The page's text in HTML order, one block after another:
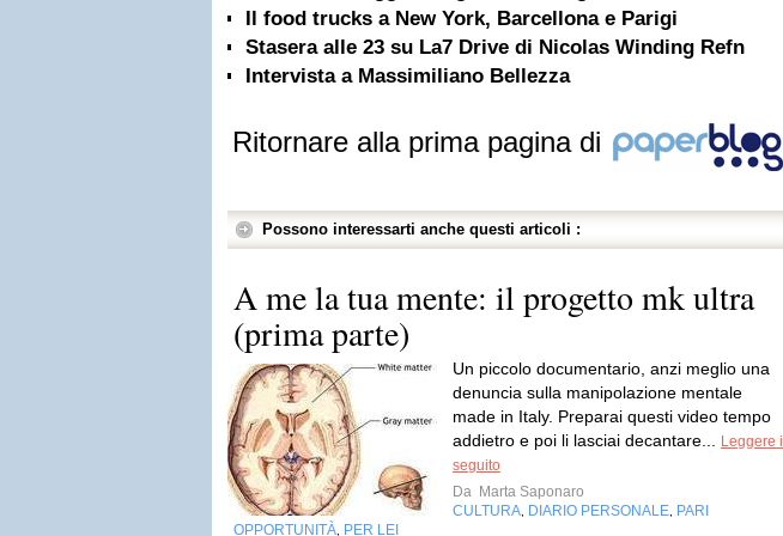
Il food trucks a New York, Barcellona e Parigi
Stasera alle 23 su La7 Drive di Nicolas Winding Refn
Intervista a Massimiliano Bellezza
Ritornare alla prima pagina di
Possono interessarti anche questi articoli :
A me la tua mente: il progetto mk ultra
(prima parte)
Un piccolo documentario, anzi meglio una
denuncia sulla manipolazione mentale
made in Italy. Preparai questi video tempo
addietro e poi li lasciai decantare...
Leggere il
seguito
Da Marta Saponaro
CULTURA DIARIO PERSONALE PARI
OPPORTUNITÀ PER LEI